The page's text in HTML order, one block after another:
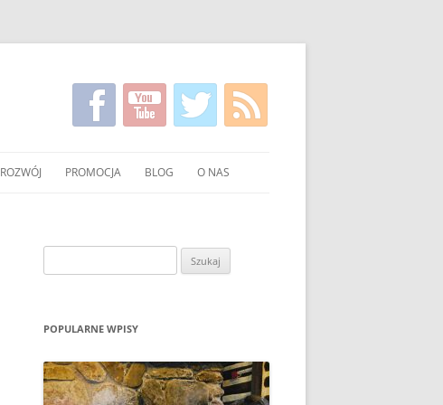
ROZWÓJ
SPALANIE WĘGLA I DREWNA
PROMOCJA
POKAZY EKONOMICZNEGO
ULOTKI I PLAKATY
O PALENIU BEZ DYMU W MEDIACH
BLOG O NAS
POPULARNE WPISY